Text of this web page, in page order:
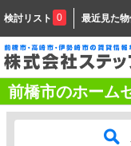
検討リスト 0 最近見た
前橋市のホーム